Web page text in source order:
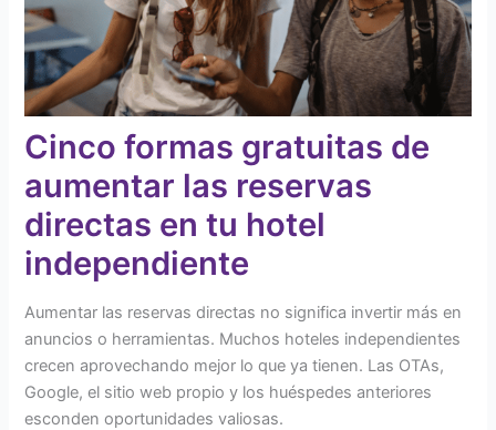
Cinco formas gratuitas de
aumentar las reservas
directas en tu hotel
independiente
Aumentar las reservas directas no significa invertir más en
anuncios o herramientas. Muchos hoteles independientes
crecen aprovechando mejor lo que ya tienen. Las OTAs,
Google, el sitio web propio y los huéspedes anteriores
esconden oportunidades valiosas.